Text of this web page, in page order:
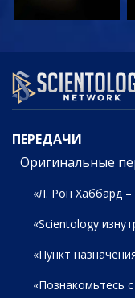
СМОТРЕТЬ
ПЕРЕДАЧИ
Оригинальные
«Л. Рон Хаббард
«Scientology
«Пункт
«Познакомьтесь